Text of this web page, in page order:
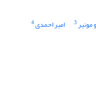
مونیر3 امیر احمدی4